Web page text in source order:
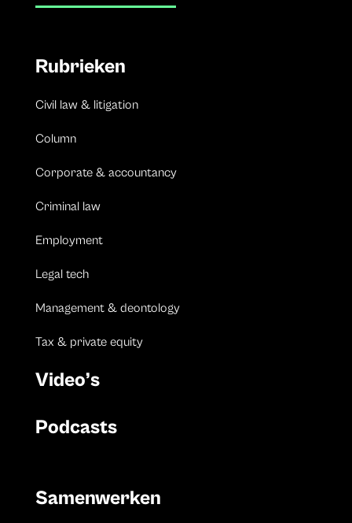
Rubrieken
Civil law & litigation
Column
Corporate & accountancy
Criminal law
Employment
Legal tech
Management & deontology
Tax & private equity
Video’s
Podcasts
Samenwerken